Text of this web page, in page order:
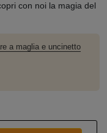
con noi la magia del
a maglia e uncinetto